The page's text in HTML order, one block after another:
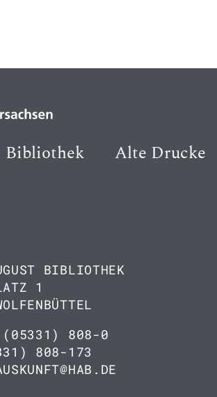
Bibliothek Alte Drucke
BIBLIOTHEK
1
(05331) 808-0
808-173